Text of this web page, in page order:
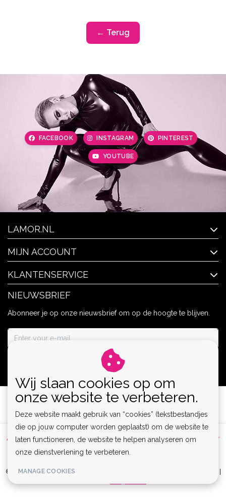
← Terug
FACEBOOK INSTAGRAM PINTEREST
YOUTUBE
LAMOR.NL
MIJN ACCOUNT
KLANTENSERVICE
NIEUWSBRIEF
Abonneer je op onze nieuwsbrief om op de hoogte te blijven.
Algemene voorwaarden | Privacy Policy | Sitemap |
Disclaimer
RSS Feed
© Copyright 2026 - Lamor | Clubwear, Lingerie & Kinky Fashion XS-6XL |
Wij slaan cookies op om
onze website te verbeteren.
Deze website maakt gebruik van “cookies” (tekstbestandjes
die op jouw computer worden geplaatst) om de website te
laten functioneren, de website te helpen analyseren om
onze dienstverlening te verbeteren.
MANAGE COOKIES